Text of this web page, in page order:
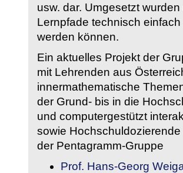
usw. dar. Umgesetzt
Lernpfade technisch
werden können.
Ein aktuelles Projekt der
mit Lehrenden aus
innermathematische
der Grund- bis in die
und computergestützt
sowie
der Pentagramm-Gruppe
Prof. Hans-Georg